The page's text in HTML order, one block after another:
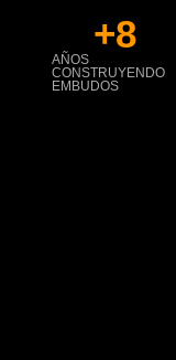
AÑOS
CONSTRUYENDO
EMBUDOS
+8